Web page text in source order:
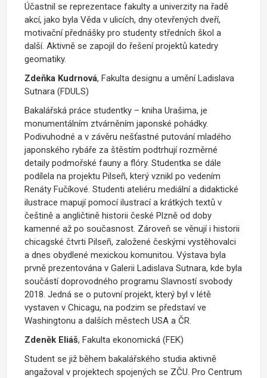
Účastnil se reprezentace fakulty a univerzity na řadě
akcí, jako byla Věda v ulicích, dny otevřených dveří,
motivační přednášky pro studenty středních škol a
další. Aktivně se zapojil do řešení projektů katedry
geomatiky.
Zdeňka Kudrnová, Fakulta designu a umění Ladislava
Sutnara (FDULS)
Bakalářská práce studentky – kniha Urašima, je
monumentálním ztvárněním japonské pohádky.
Podivuhodné a v závěru nešťastné putování mladého
japonského rybáře za štěstím podtrhují rozměrné
detaily podmořské fauny a flóry. Studentka se dále
podílela na projektu Pilseñ, který vznikl po vedením
Renáty Fučíkové. Studenti ateliéru mediální a didaktické
ilustrace mapují pomocí ilustrací a krátkých textů v
češtině a angličtině historii české Plzně od doby
kamenné až po současnost. Zároveň se věnují i historii
chicagské čtvrti Pilseñ, založené českými vystěhovalci
a dnes obydlené mexickou komunitou. Výstava byla
prvně prezentována v Galerii Ladislava Sutnara, kde byla
součástí doprovodného programu Slavností svobody
2018. Jedná se o putovní projekt, který byl v létě
vystaven v Chicagu, na podzim se představí ve
Washingtonu a dalších městech USA a ČR.
Zdeněk Eliáš, Fakulta ekonomická (FEK)
Student se již během bakalářského studia aktivně
angažoval v projektech spojených se ZČU. Pro Centrum